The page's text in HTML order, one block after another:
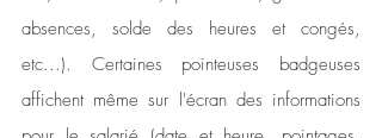
absences, solde des heures et congés,
etc...). Certaines pointeuses badgeuses
affichent même sur l'écran des informations